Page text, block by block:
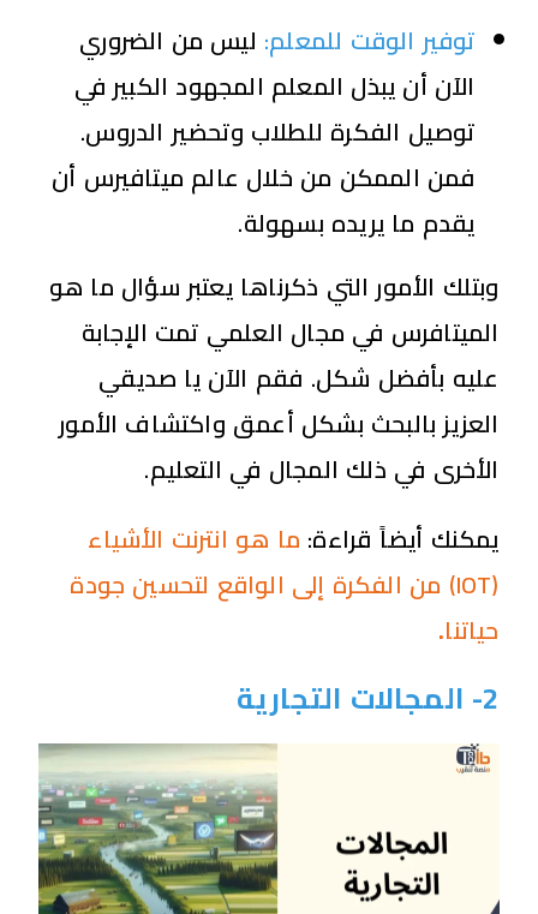
توفير الوقت للمعلم: ليس من الضروري
الآن أن يبذل المعلم المجهود الكبير في
توصيل الفكرة للطلاب وتحضير الدروس.
فمن الممكن من خلال عالم ميتافيرس أن
يقدم ما يريده بسهولة.
وبتلك الأمور التي ذكرناها يعتبر سؤال ما هو
الميتافرس في مجال العلمي تمت الإجابة
عليه بأفضل شكل. فقم الآن يا صديقي
العزيز بالبحث بشكل أعمق واكتشاف الأمور
الأخرى في ذلك المجال في التعليم.
يمكنك أيضاً قراءة: ما هو انترنت الأشياء
(IOT) من الفكرة إلى الواقع لتحسين جودة
حياتنا.
2- المجالات التجارية